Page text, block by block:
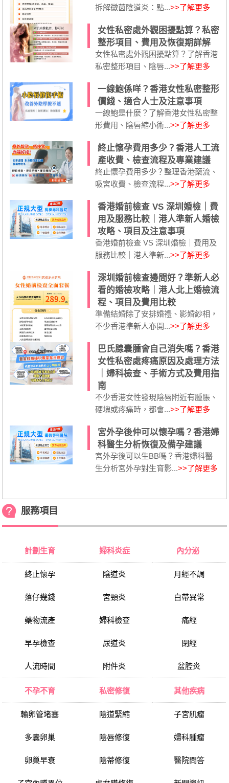
拆解黴菌陰道炎：點...>>了解更多
女性私密處外觀困擾點算？私密
整形項目、費用及恢復期詳解
女性私密處外觀困擾點算？了解香港
私密整形項目、陰唇...>>了解更多
一線鮑係咩？香港女性私密整形
價錢、適合人士及注意事項
一線鮑是什麼？了解香港女性私密整
形費用、陰唇縮小術...>>了解更多
終止懷孕費用多少？香港人工流
產收費、檢查流程及專業建議
終止懷孕費用多少？整理香港藥流、
吸宮收費、檢查流程...>>了解更多
香港婚前檢查 VS 深圳婚檢｜費
用及服務比較｜港人準新人婚檢
攻略、項目及注意事項
香港婚前檢查 VS 深圳婚檢｜費用及
服務比較｜港人準新...>>了解更多
深圳婚前檢查邊間好？準新人必
看的婚檢攻略｜港人北上婚檢流
程、項目及費用比較
準備結婚除了安排婚禮、影婚紗相，
不少香港準新人亦開...>>了解更多
巴氏腺囊腫會自己消失嗎？香港
女性私密處疼痛原因及處理方法
｜婦科檢查、手術方式及費用指
南
不少香港女性發現陰唇附近有腫脹、
硬塊或疼痛時，都會...>>了解更多
宮外孕後仲可以懷孕嗎？香港婦
科醫生分析恢復及備孕建議
宮外孕後可以生BB嗎？香港婦科醫
生分析宮外孕對生育影...>>了解更多
服務項目
計劃生育
終止懷孕
落仔幾錢
藥物流產
早孕檢查
人流時間
婦科炎症
陰道炎
宮頸炎
婦科檢查
尿道炎
附件炎
內分泌
月經不調
白帶異常
痛經
閉經
盆腔炎
不孕不育
輸卵管堵塞
多囊卵巢
卵巢早衰
私密修復
陰道緊縮
陰唇修復
陰蒂修復
其他疾病
子宮肌瘤
婦科腫瘤
醫院問答